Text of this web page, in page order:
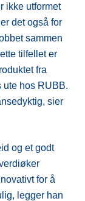
ikke utformet
det også for
sammen
tilfellet er
fra
ute hos RUBB.
sier
og et godt
for å
legger han